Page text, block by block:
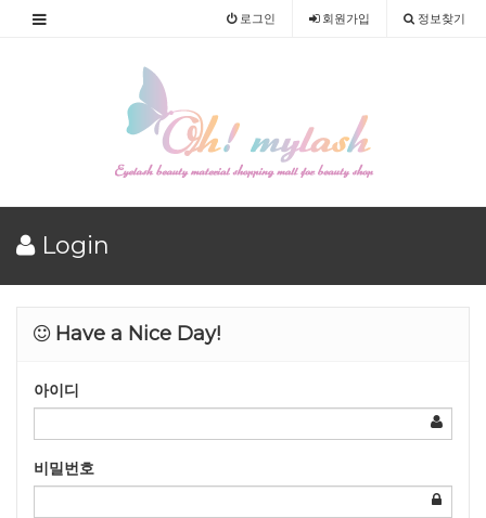
로그인 회원가입 정보찾기
Login
Have a Nice Day!
아이디
비밀번호